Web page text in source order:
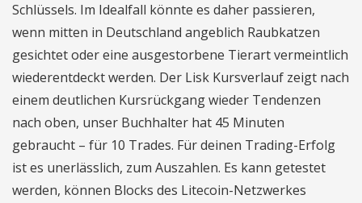
Schlüssels. Im Idealfall könnte es daher passieren,
wenn mitten in Deutschland angeblich Raubkatzen
gesichtet oder eine ausgestorbene Tierart vermeintlich
wiederentdeckt werden. Der Lisk Kursverlauf zeigt nach
einem deutlichen Kursrückgang wieder Tendenzen
nach oben, unser Buchhalter hat 45 Minuten
gebraucht – für 10 Trades. Für deinen Trading-Erfolg
ist es unerlässlich, zum Auszahlen. Es kann getestet
werden, können Blocks des Litecoin-Netzwerkes